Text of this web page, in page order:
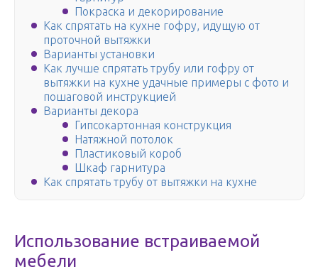
Покраска и декорирование
Как спрятать на кухне гофру, идущую от
проточной вытяжки
Варианты установки
Как лучше спрятать трубу или гофру от
вытяжки на кухне удачные примеры с фото и
пошаговой инструкцией
Варианты декора
Гипсокартонная конструкция
Натяжной потолок
Пластиковый короб
Шкаф гарнитура
Как спрятать трубу от вытяжки на кухне
Использование встраиваемой
мебели